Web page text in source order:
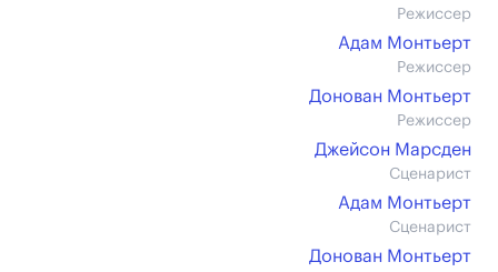
Режиссер
Адам Монтьерт
Режиссер
Донован Монтьерт
Режиссер
Джейсон Марсден
Сценарист
Адам Монтьерт
Сценарист
Донован Монтьерт